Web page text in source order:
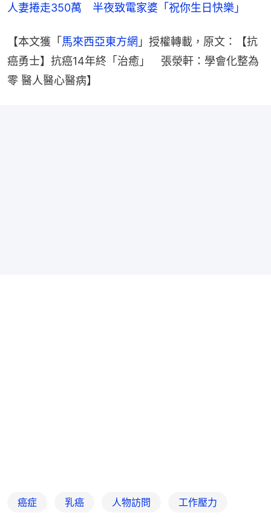
人妻捲走350萬　半夜致電家婆「祝你生日快樂」
【本文獲「馬來西亞東方網 」授權轉載，原文：【抗
癌勇士】抗癌14年終「治癒」　張滎軒：學會化整為
零 醫人醫心醫病】
癌症 乳癌 人物訪問 工作壓力